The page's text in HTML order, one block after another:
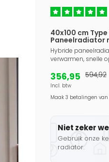
40x100 cm
Paneelradiator
Hybride
verwarmen, snelle
356,95
Incl. btw
594,92
Maak 3 betalingen van
Niet zeker
Gebruik onze
radiator.